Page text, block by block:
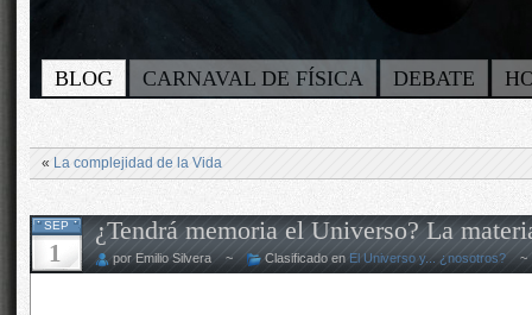
BLOG CARNAVAL DE FÍSICA DEBATE
« La complejidad de la Vida
SEP
1
¿Tendrá memoria el Universo? La
por Emilio Silvera ~ Clasificado en El Universo y... ¿nosotros?